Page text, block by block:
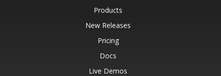
Products
New Releases
Pricing
Docs
Live Demos